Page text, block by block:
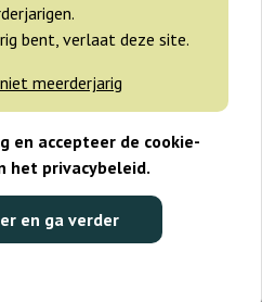
bent, verlaat deze site.
meerderjarig
en accepteer de cookie-
het privacybeleid.
en ga verder